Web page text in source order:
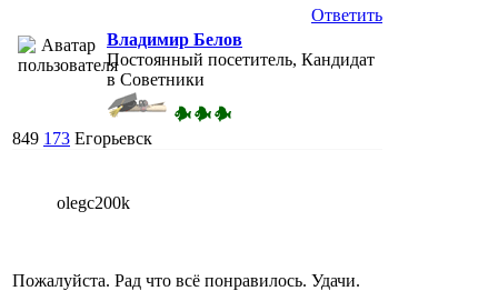
Ответить
Владимир Белов
Постоянный посетитель, Кандидат
в Советники
849 173 Егорьевск
olegc200k
Пожалуйста. Рад что всё понравилось. Удачи.